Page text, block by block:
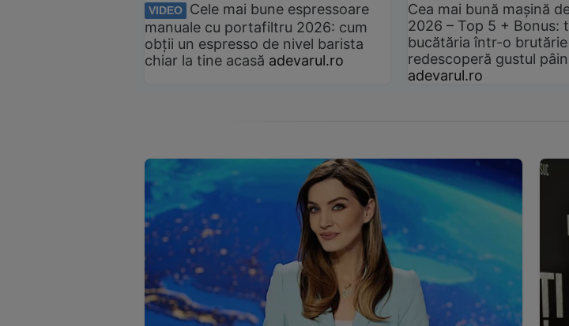
VIDEO
Cele mai bune espressoare
manuale cu portafiltru 2026: cum
obții un espresso de nivel barista
chiar la tine acasă adevarul.ro
Cea mai bună mașină
2026 – Top 5 + Bonus:
bucătăria într-o brutărie
redescoperă gustul
adevarul.ro